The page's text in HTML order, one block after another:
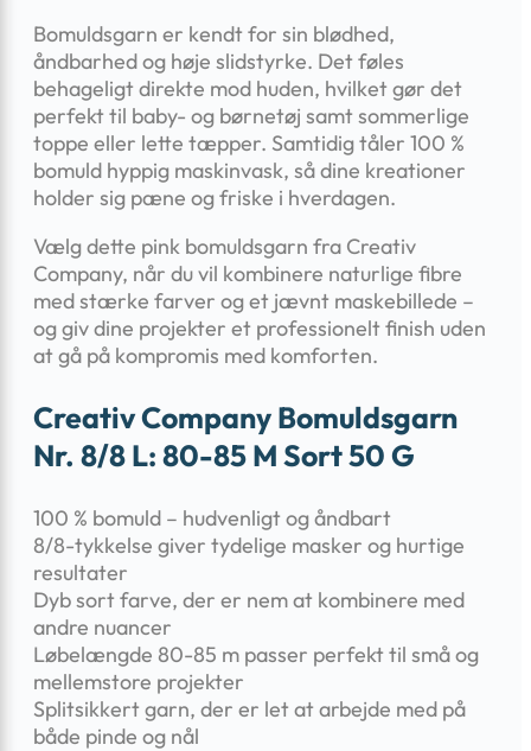
Bomuldsgarn er kendt for sin blødhed,
åndbarhed og høje slidstyrke. Det føles
behageligt direkte mod huden, hvilket gør det
perfekt til baby- og børnetøj samt sommerlige
toppe eller lette tæpper. Samtidig tåler 100 %
bomuld hyppig maskinvask, så dine kreationer
holder sig pæne og friske i hverdagen.
Vælg dette pink bomuldsgarn fra Creativ
Company, når du vil kombinere naturlige fibre
med stærke farver og et jævnt maskebillede –
og giv dine projekter et professionelt finish uden
at gå på kompromis med komforten.
Creativ Company Bomuldsgarn
Nr. 8/8 L: 80-85 M Sort 50 G
100 % bomuld – hudvenligt og åndbart
8/8-tykkelse giver tydelige masker og hurtige
resultater
Dyb sort farve, der er nem at kombinere med
andre nuancer
Løbelængde 80-85 m passer perfekt til små og
mellemstore projekter
Splitsikkert garn, der er let at arbejde med på
både pinde og nål